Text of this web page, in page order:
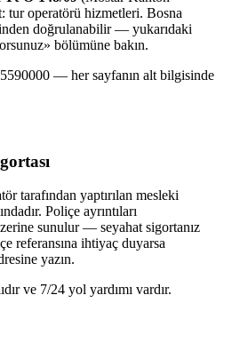
tur operatörü hizmetleri. Bosna
doğrulanabilir — yukarıdaki
bölümüne bakın.
— her sayfanın alt bilgisinde
tarafından yaptırılan mesleki
Poliçe ayrıntıları
sunulur — seyahat sigortanız
referansına ihtiyaç duyarsa
yazın.
ve 7/24 yol yardımı vardır.